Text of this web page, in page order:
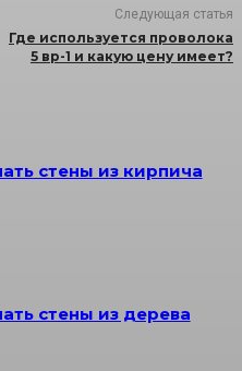
Следующая статья
Где используется проволока
5 вр-1 и какую цену имеет?
стены из кирпича
стены из дерева